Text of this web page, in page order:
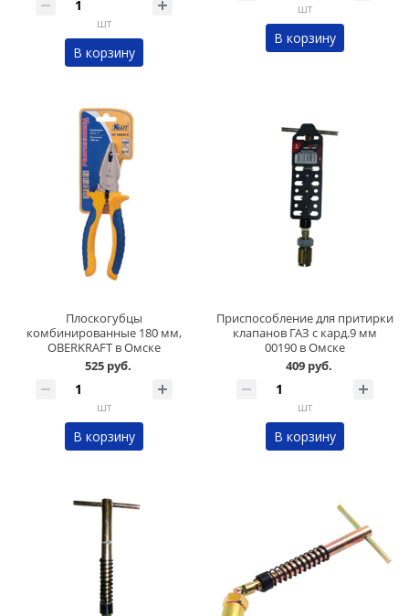
шт
В корзину
шт
В корзину
Плоскогубцы
комбинированные 180 мм,
OBERKRAFT в Омске
525 руб.
шт
В корзину
Приспособление для притирки
клапанов ГАЗ с кард.9 мм
00190 в Омске
409 руб.
шт
В корзину